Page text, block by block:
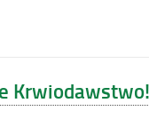
Krwiodawstwo!